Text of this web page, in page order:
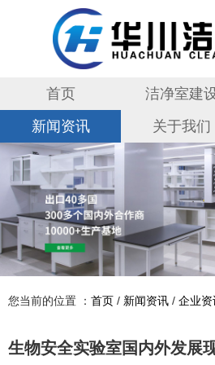
首页 洁净室建
新闻资讯
关于我们
您当前的位置 ： 首页 / 新闻资讯 / 企业资
生物安全实验室国内外发展